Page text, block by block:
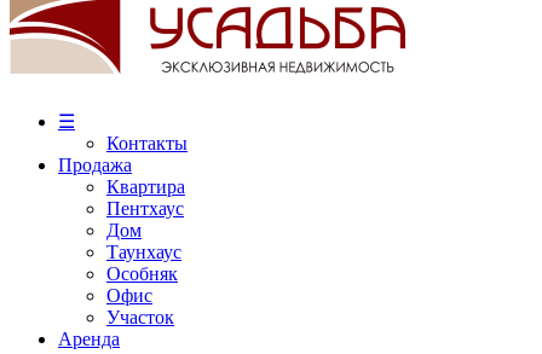
☰
Контакты
Продажа
Квартира
Пентхаус
Дом
Таунхаус
Особняк
Офис
Участок
Аренда